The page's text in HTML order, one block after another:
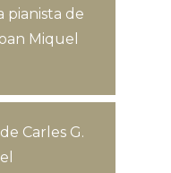
pianista de
Miquel
Carles G.